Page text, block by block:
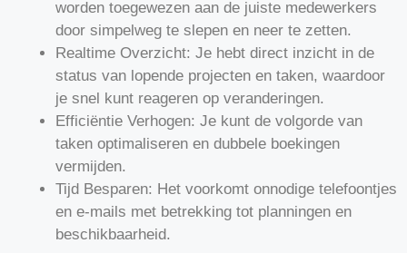
worden toegewezen aan de juiste medewerkers
door simpelweg te slepen en neer te zetten.
Realtime Overzicht: Je hebt direct inzicht in de
status van lopende projecten en taken, waardoor
je snel kunt reageren op veranderingen.
Efficiëntie Verhogen: Je kunt de volgorde van
taken optimaliseren en dubbele boekingen
vermijden.
Tijd Besparen: Het voorkomt onnodige telefoontjes
en e-mails met betrekking tot planningen en
beschikbaarheid.